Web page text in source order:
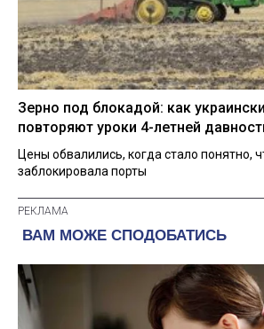
Зерно под блокадой: как
повторяют уроки 4-летней
Цены обвалились, когда стало понятно,
заблокировала порты